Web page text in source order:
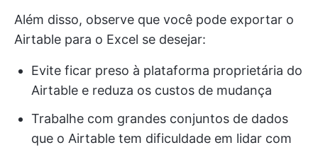
Além disso, observe que você pode exportar o
Airtable para o Excel se desejar:
Evite ficar preso à plataforma proprietária do
Airtable e reduza os custos de mudança
Trabalhe com grandes conjuntos de dados
que o Airtable tem dificuldade em lidar com